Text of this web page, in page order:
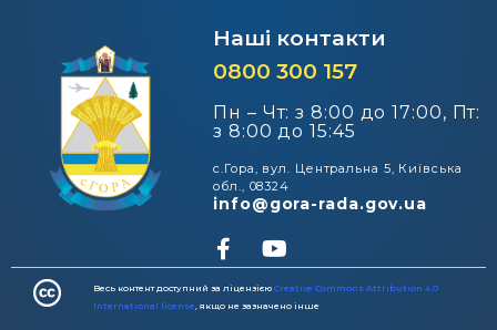
Наші контакти
0800 300 157
Пн – Чт: з 8:00 до 17:00, Пт:
з 8:00 до 15:45
с.Гора, вул. Центральна 5, Київська
обл., 08324
info@gora-rada.gov.ua
Весь контент доступний за ліцензієюCreative Commons Attribution 4.0
International license , якщо не зазначено інше​